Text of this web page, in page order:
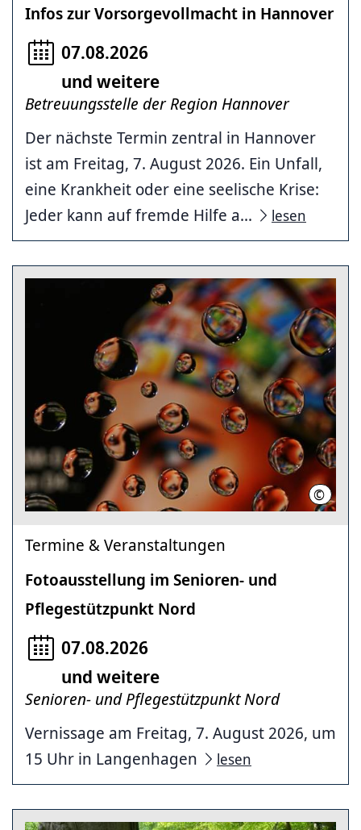
Infos zur Vorsorgevollmacht in Hannover
07.08.2026
und weitere
Betreuungsstelle der Region Hannover
Der nächste Termin zentral in Hannover
ist am Freitag, 7. August 2026. Ein Unfall,
eine Krankheit oder eine seelische Krise:
Jeder kann auf fremde Hilfe a...
lesen
©
Termine & Veranstaltungen
Fotoausstellung im Senioren- und
Pflegestützpunkt Nord
07.08.2026
und weitere
Senioren- und Pflegestützpunkt Nord
Vernissage am Freitag, 7. August 2026, um
15 Uhr in Langenhagen
lesen